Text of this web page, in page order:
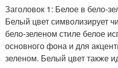
Заголовок 1: Белое в бело-
Белый цвет символизирует
бело-зеленом стиле белое
основного фона и для
зеленом. Белый цвет также